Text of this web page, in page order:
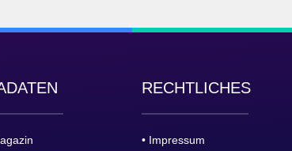
RECHTLICHES
• Impressum